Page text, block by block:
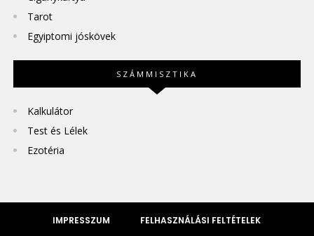
Tarot
Egyiptomi jóskövek
SZÁMMISZTIKA
Kalkulátor
Test és Lélek
Ezotéria
IMPRESSZUM FELHASZNÁLÁSI FELTÉTELEK